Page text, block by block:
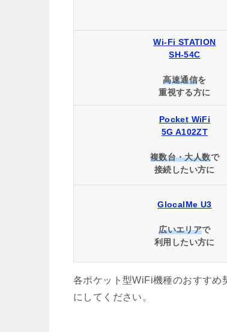
Wi-Fi STATION
SH-54C
高速通信を
重視する方に
Pocket WiFi
5G A102ZT
複数台・大人数で
接続したい方に
GlocalMe U3
広いエリアで
利用したい方に
各ポケット型WiFi機種のおすすめ
にしてください。